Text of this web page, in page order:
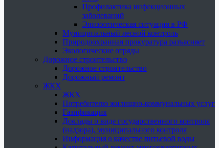
Профилактика инфекционных
заболеваний
Эпизоотическая ситуация в РФ
Муниципальный лесной контроль
Природоохранная прокуратура разъясняет
Экологические отряды
Дорожное строительство
Дорожное строительство
Дорожный ремонт
ЖКХ
ЖКХ
Потребителю жилищно-коммунальных услуг
Газификация
Доклады о виде государственного контроля
(надзора), муниципального контроля
Информация о качестве питьевой воды